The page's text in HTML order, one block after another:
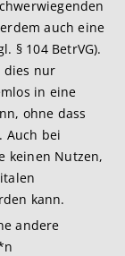
auch eine
§ 104 BetrVG).
dies nur
in eine
ohne dass
Auch bei
keinen Nutzen,
kann.
andere